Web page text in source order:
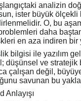
analizin
ister büyük
O, bu
daha
en aza indiren bir
bilgisi ile yazılım
ve stratejik
değil,
savunan bu
Anlayışı